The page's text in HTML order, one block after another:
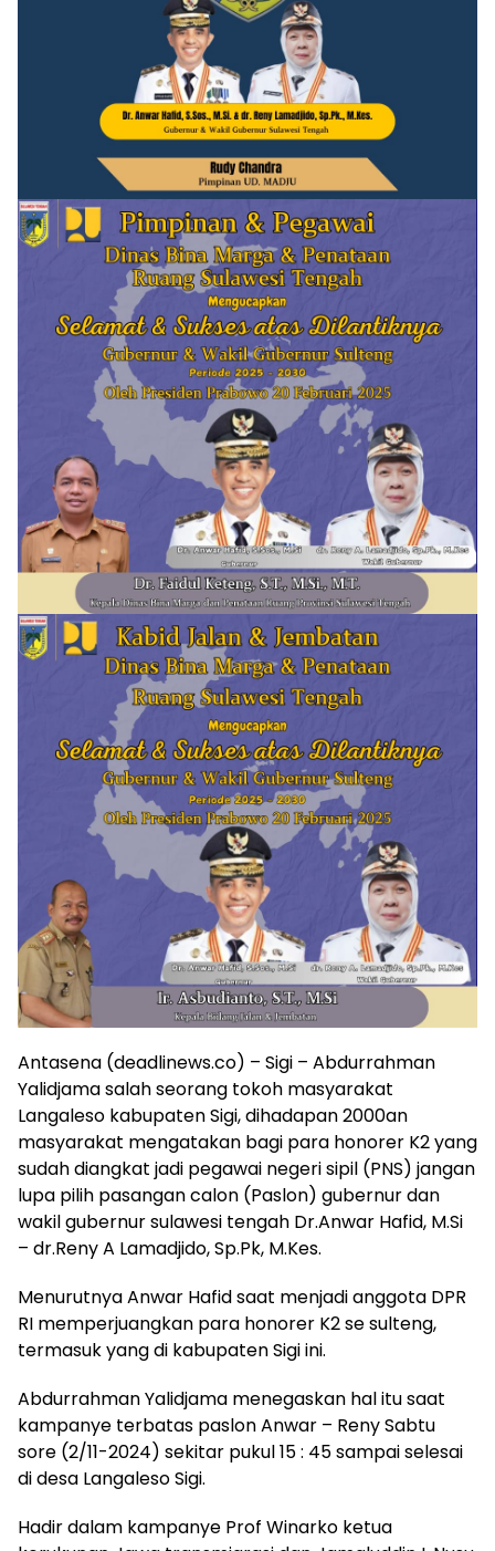
Antasena (deadlinews.co) – Sigi – Abdurrahman
Yalidjama salah seorang tokoh masyarakat
Langaleso kabupaten Sigi, dihadapan 2000an
masyarakat mengatakan bagi para honorer K2 yang
sudah diangkat jadi pegawai negeri sipil (PNS) jangan
lupa pilih pasangan calon (Paslon) gubernur dan
wakil gubernur sulawesi tengah Dr.Anwar Hafid, M.Si
– dr.Reny A Lamadjido, Sp.Pk, M.Kes.
Menurutnya Anwar Hafid saat menjadi anggota DPR
RI memperjuangkan para honorer K2 se sulteng,
termasuk yang di kabupaten Sigi ini.
Abdurrahman Yalidjama menegaskan hal itu saat
kampanye terbatas paslon Anwar – Reny Sabtu
sore (2/11-2024) sekitar pukul 15 : 45 sampai selesai
di desa Langaleso Sigi.
Hadir dalam kampanye Prof Winarko ketua